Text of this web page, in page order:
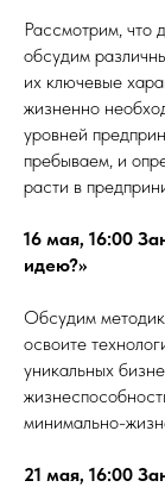
Рассмотрим, что
обсудим
их ключевые
жизненно
уровней
пребываем, и
расти в
16 мая, 16:00
идею?»
Обсудим
освоите
уникальных
минимально-
21 мая, 16:00